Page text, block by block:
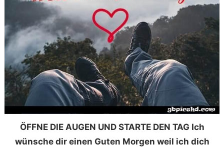
ÖFFNE DIE AUGEN UND STARTE DEN TAG Ich
wünsche dir einen Guten Morgen weil ich dich